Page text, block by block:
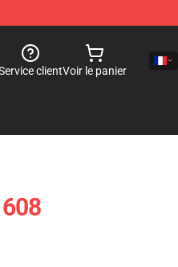
clientVoir le panier